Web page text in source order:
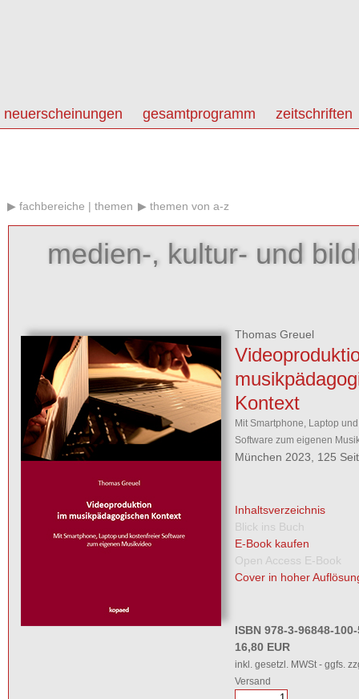
neuerscheinungen gesamtprogramm zeitschriften
fachbereiche | themen themen von a-z
medien-, kultur- und
Thomas Greuel
Kontext
Mit Smartphone, Laptop
Software zum eigenen
München 2023, 125
Inhaltsverzeichnis
Blick ins Buch
E-Book kaufen
Open Access E-Book
Cover in hoher
ISBN 978-3-96848-
16,80 EUR
inkl. gesetzl. MWSt - ggfs.
Versand